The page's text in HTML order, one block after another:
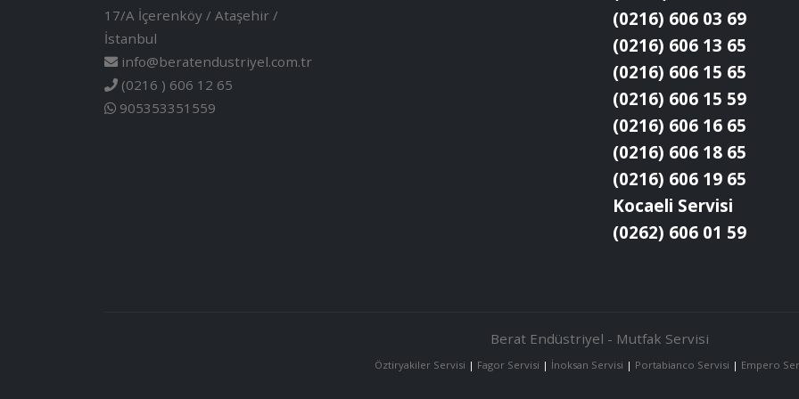
17/A İçerenköy / Ataşehir /
İstanbul
info@beratendustriyel.com.tr
(0216 ) 606 12 65
905353351559
(0216) 606 03 69
(0216) 606 13 65
(0216) 606 15 65
(0216) 606 15 59
(0216) 606 16 65
(0216) 606 18 65
(0216) 606 19 65
Kocaeli Servisi
(0262) 606 01 59
Berat Endüstriyel - Mutfak Servisi
Öztiryakiler Servisi | Fagor Servisi | İnoksan Servisi | Portabianco Servisi | Empero